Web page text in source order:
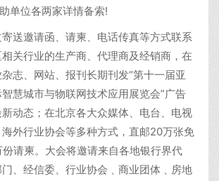
单位各两家详情备索!
邀请函、请柬、电话传真等方式联系
关行业的生产商、代理商及经销商，在
志、网站、报刊长期刊发“第十一届亚
慧城市与物联网技术应用展览会”广告
动态；在北京各大众媒体、电台、电视
外行业协会等多种方式，直邮20万张免
请柬。大会将邀请来自各地银行界代
、经信委、行业协会﹑商业团体﹑房地